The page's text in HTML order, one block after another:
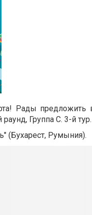
Рады
Группа C. 3-й тур.
(Бухарест, Румыния).